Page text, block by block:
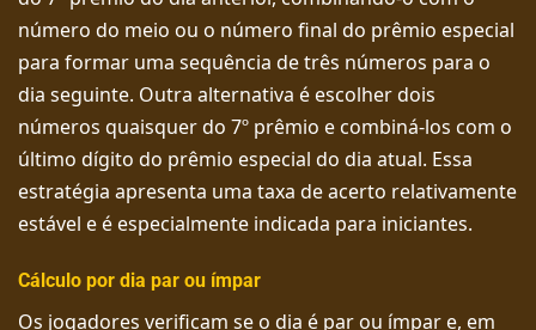
número do meio ou o número final do prêmio especial
para formar uma sequência de três números para o
dia seguinte. Outra alternativa é escolher dois
números quaisquer do 7º prêmio e combiná-los com o
último dígito do prêmio especial do dia atual. Essa
estratégia apresenta uma taxa de acerto relativamente
estável e é especialmente indicada para iniciantes.
Cálculo por dia par ou ímpar
Os jogadores verificam se o dia é par ou ímpar e, em